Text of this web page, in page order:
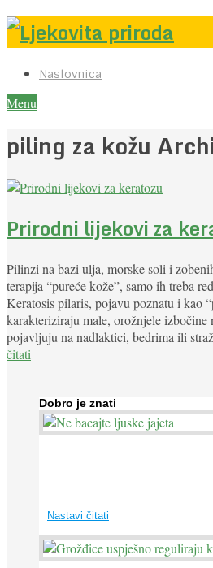
Naslovnica
Menu
piling za kožu
Prirodni lijekovi za
Pilinzi na bazi ulja, morske soli i
terapija “pureće kože”, samo ih treba
Keratosis pilaris, pojavu poznatu i kao
karakteriziraju male, orožnjele izbočine
pojavljuju na nadlaktici, bedrima ili
čitati
Dobro je znati
Nastavi čitati